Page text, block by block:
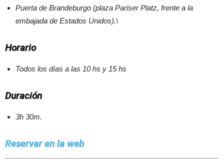
Puerta de Brandeburgo (plaza Pariser Platz, frente a la
embajada de Estados Unidos).\
Horario
Todos los días a las 10 hs y 15 hs
Duración
3h 30m.
Reservar en la web